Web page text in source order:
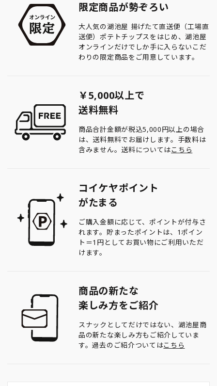
限定商品が勢ぞろい
大人気の湖池屋 揚げたて直送便（工場直
送便）ポテトチップスをはじめ、湖池屋
オンラインだけでしか手に入らないこだ
わりの限定商品をご用意しています。
￥5,000以上で
送料無料
商品合計金額が税込5,000円以上の場合
は、送料無料でお届けします。手数料は
含みません。送料についてはこちら
コイケヤポイント
がたまる
ご購入金額に応じて、ポイントが付与さ
れます。貯まったポイントは、1ポイン
ト＝1円としてお買い物にご利用いただ
けます。
商品の新たな
楽しみ方をご紹介
スナックとしてだけではない、湖池屋商
品の新たな楽しみ方もご紹介していま
す。過去のご紹介ついてはこちら